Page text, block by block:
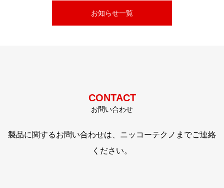
お知らせ一覧
CONTACT
お問い合わせ
製品に関するお問い合わせは、ニッコーテクノまでご連絡
ください。